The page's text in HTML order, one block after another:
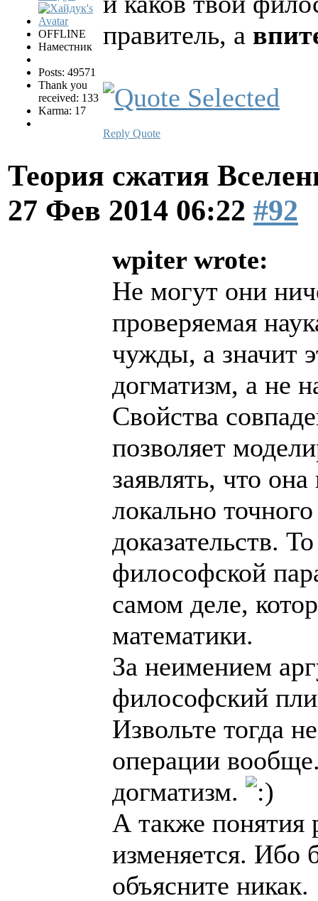
OFFLINE
Наместник
Posts: 49571
Thank you
received: 133
Karma: 17
правитель, а
Reply Quote
Теория сжатия
27 Фев 2014 06:22 #92
wpiter wrote:
Не могут они
проверяемая
чужды, а значит
догматизм, а не
Свойства
позволяет
заявлять, что
локально
доказательств.
философской
самом деле,
математики.
За неимением
философский
Извольте тогда
операции
догматизм.
А также понятия
изменяется. Ибо
объясните никак.